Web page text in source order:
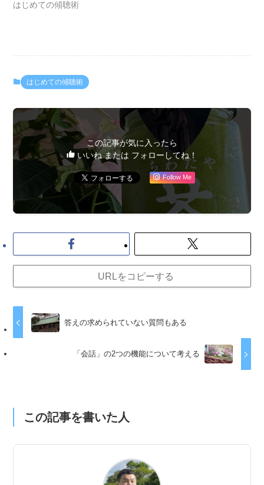
はじめての傾聴術
はじめての傾聴術
この記事が気に入ったら
いいね または フォローしてね！
Follow Me
URLをコピーする
答えの求められていない質問もある
「会話」の2つの機能について考える
この記事を書いた人